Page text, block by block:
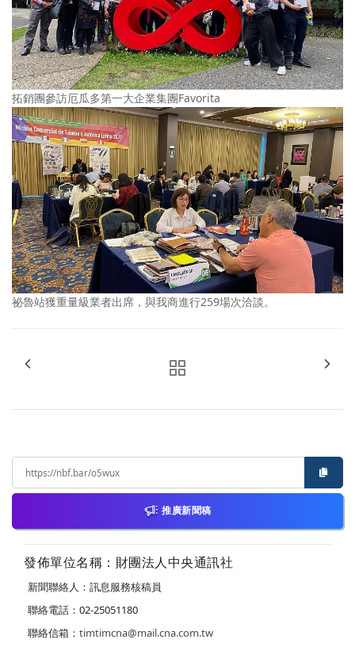
拓銷團參訪厄瓜多第一大企業集團Favorita
祕魯站獲重量級業者出席，與我商進行259場次洽談。
推廣新聞稿
發佈單位名稱：財團法人中央通訊社
新聞聯絡人：訊息服務核稿員
聯絡電話：02-25051180
聯絡信箱： timtimcna@mail.cna.com.tw